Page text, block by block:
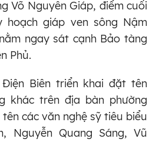
Võ Nguyên Giáp, điểm cuối
hoạch giáp ven sông Nậm
ngay sát cạnh Bảo tàng
Phủ.
Biên triển khai đặt tên
khác trên địa bàn phường
các văn nghệ sỹ tiêu biểu
Nguyễn Quang Sáng, Vũ